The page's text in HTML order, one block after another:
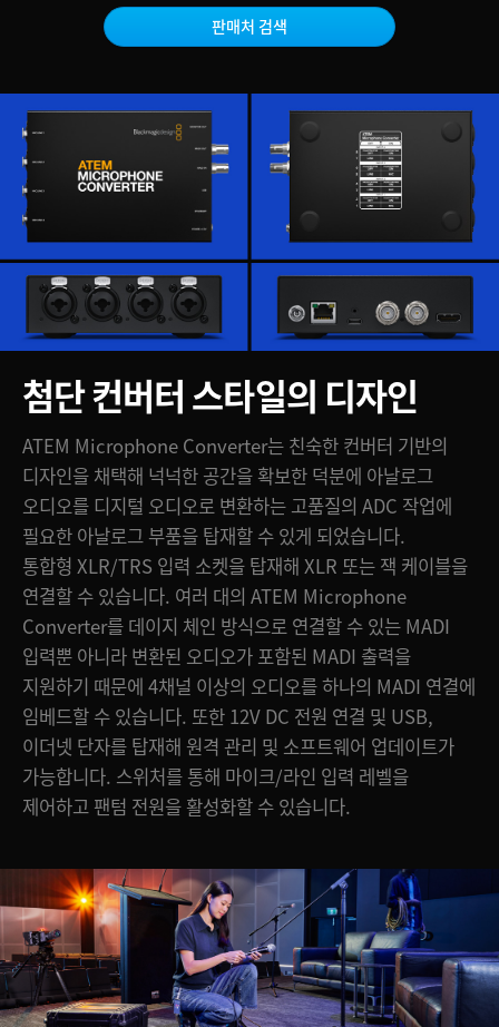
New Zealand
Poland
Portugal
South Africa
Spain
Chinese Taipei
Turkey
UAE
Ukraine
United Kingdom
United States
판매처 검색
첨단 컨버터 스타일의 디자인
ATEM Microphone Converter는 친숙한 컨버터 기반의
디자인을 채택해 넉넉한 공간을 확보한 덕분에 아날로그
오디오를 디지털 오디오로 변환하는 고품질의 ADC 작업에
필요한 아날로그 부품을 탑재할 수 있게 되었습니다.
통합형 XLR/TRS 입력 소켓을 탑재해 XLR 또는 잭 케이블을
연결할 수 있습니다. 여러 대의 ATEM Microphone
Converter를 데이지 체인 방식으로 연결할 수 있는 MADI
입력뿐 아니라 변환된 오디오가 포함된 MADI 출력을
지원하기 때문에 4채널 이상의 오디오를 하나의 MADI 연결에
임베드할 수 있습니다. 또한 12V DC 전원 연결 및 USB,
이더넷 단자를 탑재해 원격 관리 및 소프트웨어 업데이트가
가능합니다. 스위처를 통해 마이크/라인 입력 레벨을
제어하고 팬텀 전원을 활성화할 수 있습니다.